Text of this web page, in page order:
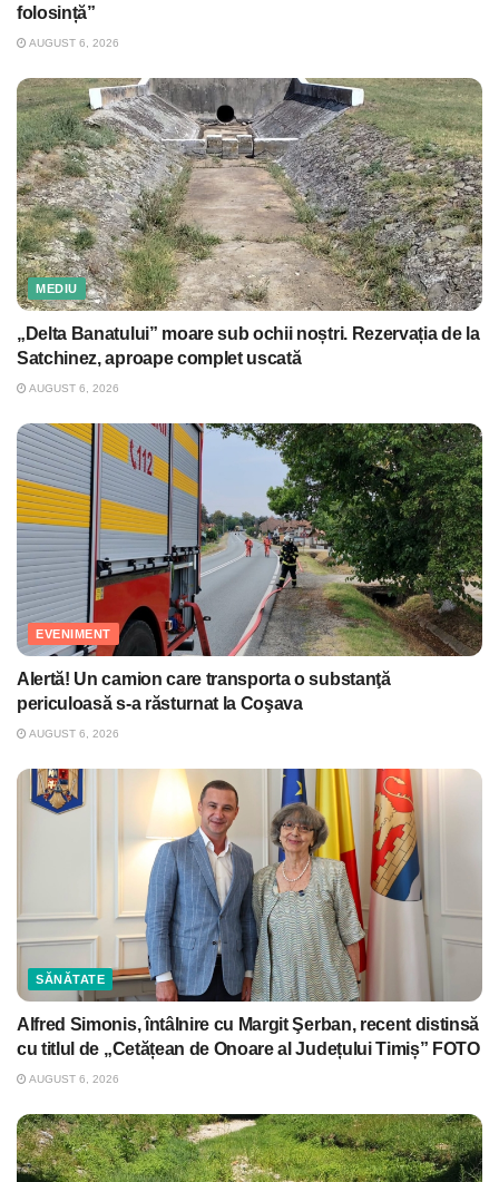
folosință”
AUGUST 6, 2026
MEDIU
„Delta Banatului” moare sub ochii noștri. Rezervația de la
Satchinez, aproape complet uscată
AUGUST 6, 2026
EVENIMENT
Alertă! Un camion care transporta o substanţă
periculoasă s-a răsturnat la Coşava
AUGUST 6, 2026
SĂNĂTATE
Alfred Simonis, întâlnire cu Margit Şerban, recent distinsă
cu titlul de „Cetățean de Onoare al Județului Timiș” FOTO
AUGUST 6, 2026